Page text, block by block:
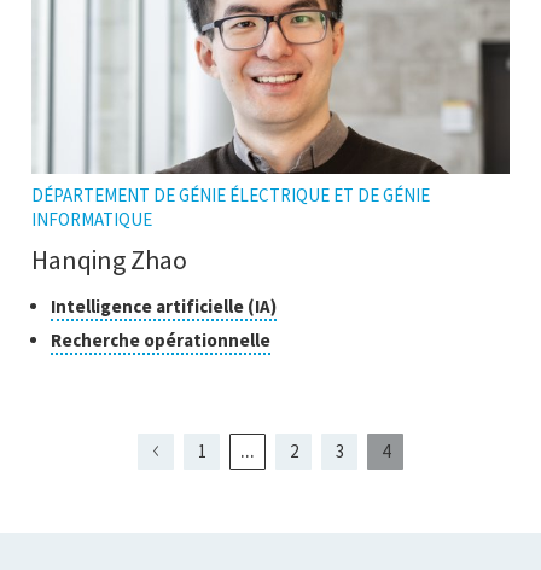
DÉPARTEMENT DE GÉNIE ÉLECTRIQUE ET DE GÉNIE
INFORMATIQUE
Hanqing Zhao
Classes
de
recherche
Intelligence artificielle (IA)Cliquer
Recherche opérationnelleCliquer
Page
Page
1 ...PagePage
2 Page
3 Page
4
présentement